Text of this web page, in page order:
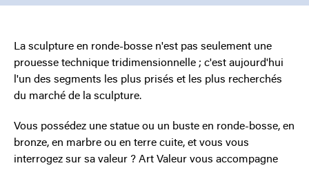
La sculpture en ronde-bosse n'est pas seulement une
prouesse technique tridimensionnelle ; c'est aujourd'hui
l'un des segments les plus prisés et les plus recherchés
du marché de la sculpture.
Vous possédez une statue ou un buste en ronde-bosse, en
bronze, en marbre ou en terre cuite, et vous vous
interrogez sur sa valeur ? Art Valeur vous accompagne